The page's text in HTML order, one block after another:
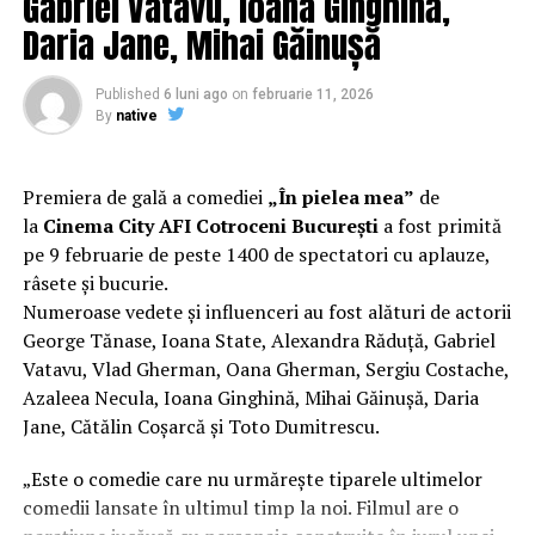
discuţii şi poze rânjind cu gura până la urechi, cu
Doamna Dăncilă”, scrie Băsescu pe Facebook.
RELATED TOPICS: PRIMA
dacă depășești media | DoljAZI
DON'T MISS
ȘOC! O celebră cântăreață, urmărită pentru fraudă
fiscală! | DoljAZI
Regizorul și scenaristul Paul Decu , absolvent al
Facultății de Teatru UNATC „I.L.Caragiale” și al
masteratului în regie de film de la MetFilm School
Londra, a colaborat la realizarea primului său
parteAdrian Pădurețu (imagine), Bogdan Ivanovici
(sunet), Anca Miron (scenografie), Francisca Vass
(costume).
O comedie actuală și colorată, filmul„În pielea mea”
are premiera națională pe 10 februarie, distribuit de
T.R.I.B.E. Films.
Mai multe detalii, imagini de la filmări, fragmente din
film și declarații din partea actorilor sunt disponibile pe
paginile social media ale filmului deFacebook,
Instagram,TikTok .
Daria Jane, Mihai Găinușă
Published 6 luni ago on februarie 11, 2026
By native
Premiera de gală a comediei „În pielea mea” de
la Cinema City AFI Cotroceni Bucureștia fost primită
pe 9 februarie de peste 1400 de spectatori cu aplauze,
râsete și bucurie.
Numeroase vedete și influenceri au fost alături de actorii
George Tănase, Ioana State, Alexandra Răduță, Gabriel
Vatavu, Vlad Gherman, Oana Gherman, Sergiu Costache,
Azaleea Necula, Ioana Ginghină, Mihai Găinușă, Daria
Jane, Cătălin Coșarcă și Toto Dumitrescu.
„Este o comedie care nu urmărește tiparele ultimelor
comedii lansate în ultimul timp la noi. Filmul are o